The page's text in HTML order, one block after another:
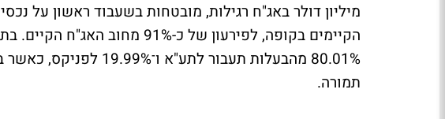
מיליון דולר באג"ח רגילות, מובטחות בשעבוד ראשון על
הקיימים בקופה, לפירעון של כ-
80.01% מהבעלות תעבור
תמורה.